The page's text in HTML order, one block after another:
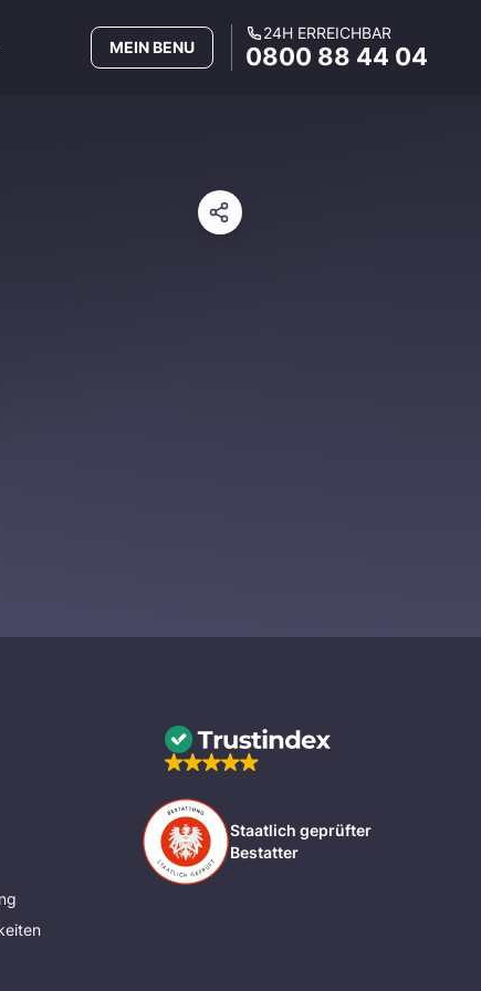
MEIN BENU
24H ERREICHBAR
0800 88 44 04
Staatlich geprüfter
Bestatter